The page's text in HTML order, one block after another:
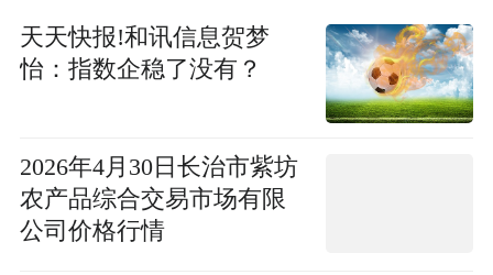
天天快报!和讯信息贺梦
怡：指数企稳了没有？
2026年4月30日长治市紫坊
农产品综合交易市场有限
公司价格行情